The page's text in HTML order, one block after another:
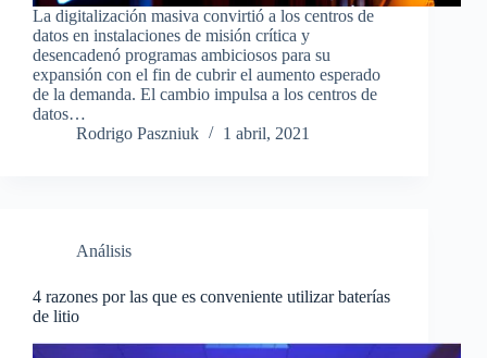
La digitalización masiva convirtió a los centros de
datos en instalaciones de misión crítica y
desencadenó programas ambiciosos para su
expansión con el fin de cubrir el aumento esperado
de la demanda. El cambio impulsa a los centros de
datos…
Rodrigo Paszniuk
1 abril, 2021
Análisis
4 razones por las que es conveniente utilizar baterías
de litio